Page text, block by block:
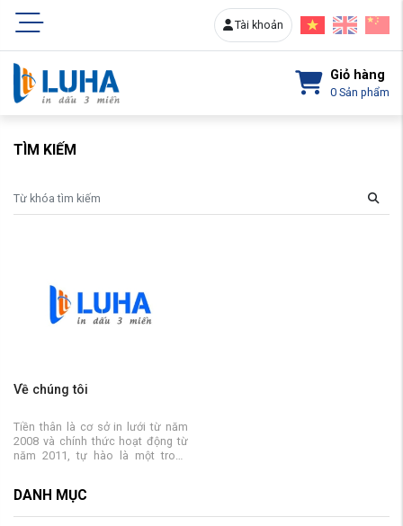
Tài khoản
Giỏ hàng
0 Sản phẩm
TÌM KIẾM
Về chúng tôi
Tiền thân là cơ sở in lưới từ năm
2008 và chính thức hoạt động từ
năm 2011, tự hào là một trong
chúng tôi đã chuyển đổi thành ...
DANH MỤC